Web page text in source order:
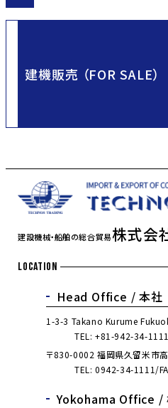
建機販売 （FOR SALE）
建設機械・船舶の総合貿易株式会
LOCATION
Head Office /本社
1-3-3 Takano Kurume
TEL: +81-942-34-1111
〒830-0002 福岡県久留米市
TEL: 0942-34-1111
Yokohama Office /